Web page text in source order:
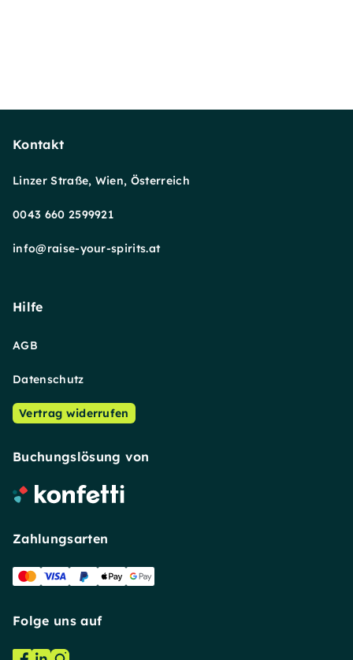
Kontakt
Linzer Straße, Wien, Österreich
0043 660 2599921
info@raise-your-spirits.at
Hilfe
AGB
Datenschutz
Vertrag widerrufen
Buchungslösung von
Zahlungsarten
Folge uns auf